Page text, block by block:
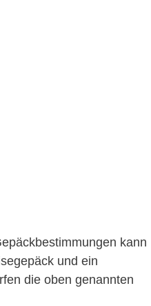
kann
und ein
die oben genannten